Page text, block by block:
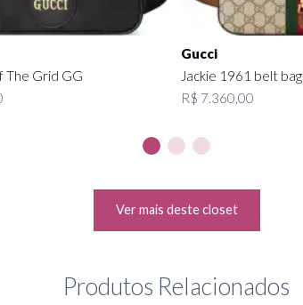
The Grid GG
Gucci
Jackie 1961 belt bag
R$ 7.360,00
Ver mais deste closet
Produtos Relacionados